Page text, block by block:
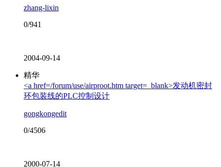
zhang-lixin
0/941
2004-09-14
精华
<a href=/forum/use/airproot.htm target=_blank>发动机密封
环包装线的PLC控制设计
gongkongedit
0/4506
2000-07-14